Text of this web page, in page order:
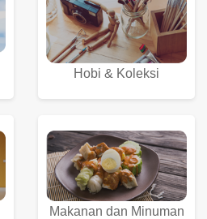
Hobi & Koleksi
Makanan dan Minuman